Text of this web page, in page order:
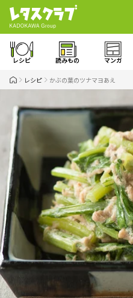
レシピ 読みもの マンガ
レシピ かぶの葉のツナマヨあえ